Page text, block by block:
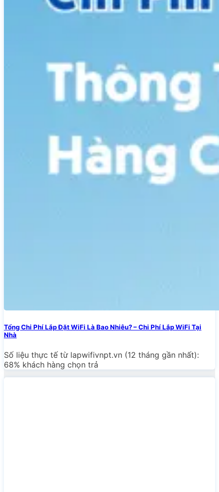
Tổng Chi Phí Lắp Đặt WiFi Là Bao Nhiêu? – Chi Phí Lắp WiFi Tại
Nhà
Số liệu thực tế từ lapwifivnpt.vn (12 tháng gần nhất):
68% khách hàng chọn trả